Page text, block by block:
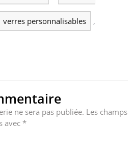
verres personnalisables ,
ne sera pas publiée. Les champs
avec *